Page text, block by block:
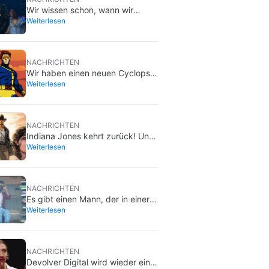
Wir wissen schon, wann wir
‘Michael 2’ bekommen, und zwar
Weiterlesen
NACHRICHTEN
Wir haben einen neuen Cyclops
für die X-Men, und er ist einfach
Weiterlesen
NACHRICHTEN
Indiana Jones kehrt zurück! Und
nein, Harrison Ford hat mit
Weiterlesen
NACHRICHTEN
Es gibt einen Mann, der in einer
Werbetafel in Los Angeles lebt,
welchen Film er wirbt.
Weiterlesen
NACHRICHTEN
Devolver Digital wird wieder ein